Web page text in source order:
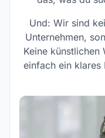
Und: Wir sind
Unternehmen,
Keine künstlichen
einfach ein klares